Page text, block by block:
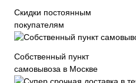
Скидки постоянным
покупателям
Собственный пункт
самовывоза в Москве